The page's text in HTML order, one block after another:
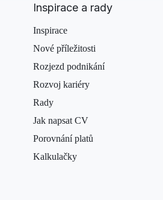
Inspirace a rady
Inspirace
Nové příležitosti
Rozjezd podnikání
Rozvoj kariéry
Rady
Jak napsat CV
Porovnání platů
Kalkulačky